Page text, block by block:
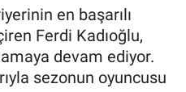
en başarılı
Ferdi Kadıoğlu,
devam ediyor.
sezonun oyuncusu